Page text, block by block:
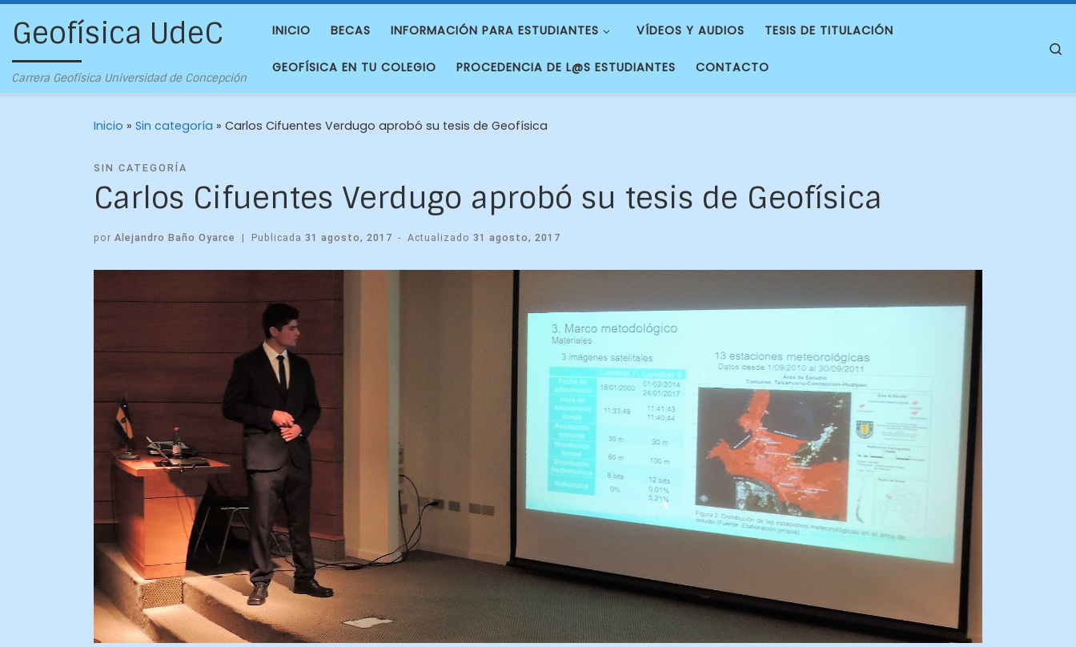
Geofísica UdeC
Carrera Geofísica Universidad de Concepción
INICIO BECAS INFORMACIÓN PARA ESTUDIANTES VÍDEOS Y AUDIOS TESIS DE TITULACIÓN
GEOFÍSICA EN TU COLEGIO PROCEDENCIA DE L@S ESTUDIANTES CONTACTO
Inicio » Sin categoría » Carlos Cifuentes Verdugo aprobó su tesis de Geofísica
SIN CATEGORÍA
Carlos Cifuentes Verdugo aprobó su tesis de Geofísica
por Alejandro Baño Oyarce | Publicada 31 agosto, 2017 - Actualizado 31 agosto, 2017